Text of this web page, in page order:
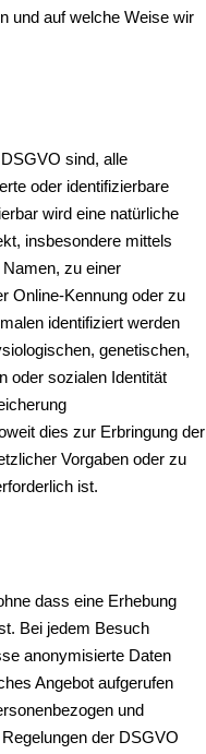
und auf welche Weise wir
sind, alle
oder identifizierbare
wird eine natürliche
insbesondere mittels
zu einer
Online-Kennung oder zu
identifiziert werden
genetischen,
oder sozialen Identität
dies zur Erbringung der
Vorgaben oder zu
ist.
dass eine Erhebung
Bei jedem Besuch
anonymisierte Daten
Angebot aufgerufen
und
der DSGVO